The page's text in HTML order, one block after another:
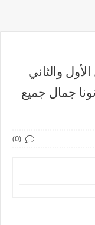
والثاني
جمال جميع
(0)